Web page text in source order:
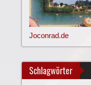
Joconrad.de
Schlagwörter